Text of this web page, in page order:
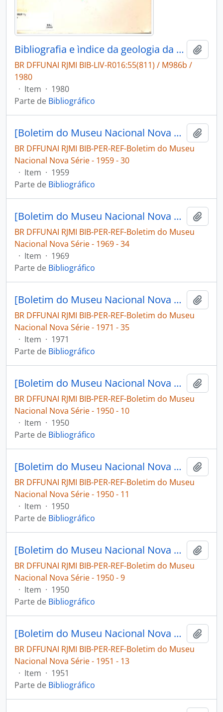
Bibliografia e ìndice da geologia da Amazônia Legal Brasileira, 1965-1975
BR DFFUNAI RJMI BIB-LIV-R016:55(811) / M986b /
1980
· Item · 1980
Parte de Bibliográfico
[Boletim do Museu Nacional Nova Série: Geologia]
BR DFFUNAI RJMI BIB-PER-REF-Boletim do Museu
Nacional Nova Série - 1959 - 30
· Item · 1959
Parte de Bibliográfico
[Boletim do Museu Nacional Nova Série: Geologia]
BR DFFUNAI RJMI BIB-PER-REF-Boletim do Museu
Nacional Nova Série - 1969 - 34
· Item · 1969
Parte de Bibliográfico
[Boletim do Museu Nacional Nova Série: Geologia]
BR DFFUNAI RJMI BIB-PER-REF-Boletim do Museu
Nacional Nova Série - 1971 - 35
· Item · 1971
Parte de Bibliográfico
[Boletim do Museu Nacional Nova Série: Geologia]
BR DFFUNAI RJMI BIB-PER-REF-Boletim do Museu
Nacional Nova Série - 1950 - 10
· Item · 1950
Parte de Bibliográfico
[Boletim do Museu Nacional Nova Série: Geologia]
BR DFFUNAI RJMI BIB-PER-REF-Boletim do Museu
Nacional Nova Série - 1950 - 11
· Item · 1950
Parte de Bibliográfico
[Boletim do Museu Nacional Nova Série: Geologia]
BR DFFUNAI RJMI BIB-PER-REF-Boletim do Museu
Nacional Nova Série - 1950 - 9
· Item · 1950
Parte de Bibliográfico
[Boletim do Museu Nacional Nova Série: Geologia]
BR DFFUNAI RJMI BIB-PER-REF-Boletim do Museu
Nacional Nova Série - 1951 - 13
· Item · 1951
Parte de Bibliográfico